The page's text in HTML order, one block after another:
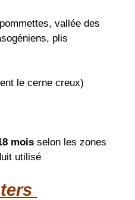
vallée des
plis
le cerne creux)
moisselon les zones
utilisé